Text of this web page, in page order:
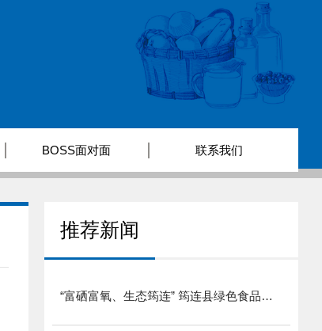
BOSS面对面 联系我们
推荐新闻
“富硒富氧、生态筠连” 筠连县绿色食品产业招商推介会圆满举行